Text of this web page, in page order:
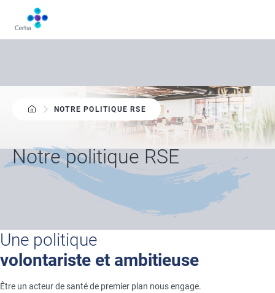
contenu
principal
NOTRE POLITIQUE RSE
Notre politique RSE
Une politique
volontariste et ambitieuse
Être un acteur de santé de premier plan nous engage.